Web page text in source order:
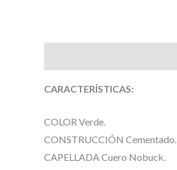
CARACTERÍSTICAS:
COLOR Verde.
CONSTRUCCIÓN Cementado.
CAPELLADA Cuero Nobuck.